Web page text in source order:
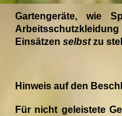
Gartengeräte, wie
Einsätzen selbstzu
Hinweis auf den
Für nicht geleistete